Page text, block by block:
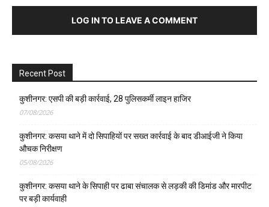
LOG IN TO LEAVE A COMMENT
Recent Post
कुशीनगर: एसपी की बड़ी कार्रवाई, 28 पुलिसकर्मी लाइन हाजिर
07/08/2026
कुशीनगर: कसया थाने में दो सिपाहियों पर सख्त कार्रवाई के बाद डीआईजी ने किया
औचक निरीक्षण
05/08/2026
कुशीनगर: कसया थाने के सिपाही पर ढाबा संचालक से लड़की की डिमांड और मारपीट
पर बड़ी कार्यवाही